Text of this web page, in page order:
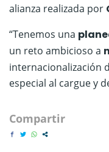
alianza realizada por
“Tenemos una
un reto ambicioso a
internacionalización
especial al cargue y
Compartir